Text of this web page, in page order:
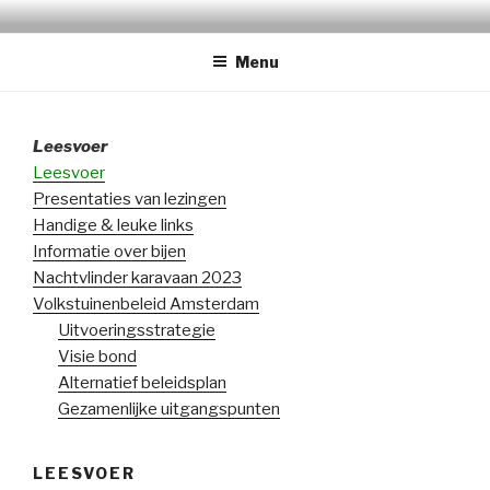
Naar
de
TUINPARK DE BONGERD
Menu
Leesvoer
Leesvoer
Presentaties van lezingen
Handige & leuke links
Informatie over bijen
Nachtvlinder karavaan 2023
Volkstuinenbeleid Amsterdam
Uitvoeringsstrategie
Visie bond
Alternatief beleidsplan
Gezamenlijke uitgangspunten
LEESVOER